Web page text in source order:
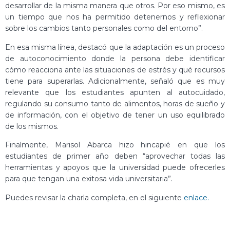
desarrollar de la misma manera que otros. Por eso mismo, es
un tiempo que nos ha permitido detenernos y reflexionar
sobre los cambios tanto personales como del entorno”.
En esa misma línea, destacó que la adaptación es un proceso
de autoconocimiento donde la persona debe identificar
cómo reacciona ante las situaciones de estrés y qué recursos
tiene para superarlas. Adicionalmente, señaló que es muy
relevante que los estudiantes apunten al autocuidado,
regulando su consumo tanto de alimentos, horas de sueño y
de información, con el objetivo de tener un uso equilibrado
de los mismos.
Finalmente, Marisol Abarca hizo hincapié en que los
estudiantes de primer año deben “aprovechar todas las
herramientas y apoyos que la universidad puede ofrecerles
para que tengan una exitosa vida universitaria”.
Puedes revisar la charla completa, en el siguiente enlace.